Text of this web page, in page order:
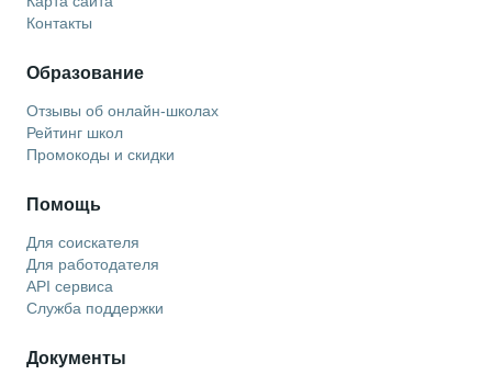
Контакты
Образование
Отзывы об онлайн-школах
Рейтинг школ
Промокоды и скидки
Помощь
Для соискателя
Для работодателя
API сервиса
Служба поддержки
Документы